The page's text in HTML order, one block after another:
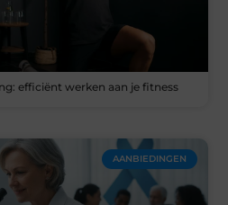
efficiënt werken aan je fitness
AANBIEDINGEN